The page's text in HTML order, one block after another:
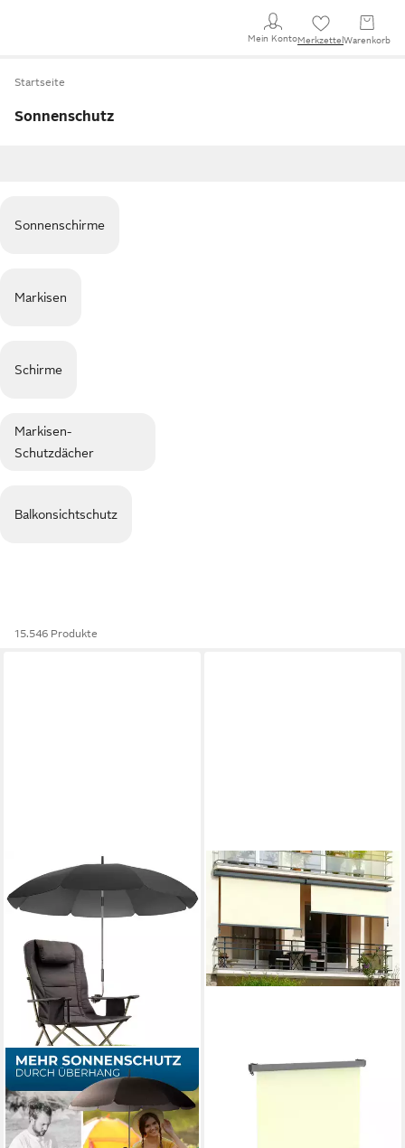
Mein KontoMerkzettel Warenkorb
Startseite
Sonnenschutz
Sonnenschirme
Markisen
Schirme
Markisen-
Schutzdächer
Balkonsichtschutz
15.546 Produkte